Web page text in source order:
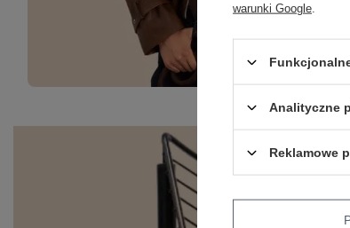
warunki Google
Analityczne
Reklamowe